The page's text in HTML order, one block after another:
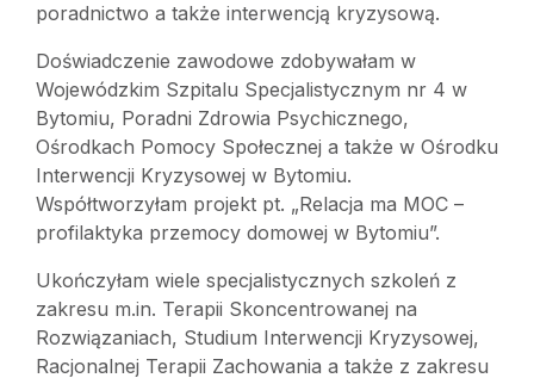
poradnictwo a także interwencją kryzysową.
Doświadczenie zawodowe zdobywałam w
Wojewódzkim Szpitalu Specjalistycznym nr 4 w
Bytomiu, Poradni Zdrowia Psychicznego,
Ośrodkach Pomocy Społecznej a także w Ośrodku
Interwencji Kryzysowej w Bytomiu.
Współtworzyłam projekt pt. „Relacja ma MOC –
profilaktyka przemocy domowej w Bytomiu”.
Ukończyłam wiele specjalistycznych szkoleń z
zakresu m.in. Terapii Skoncentrowanej na
Rozwiązaniach, Studium Interwencji Kryzysowej,
Racjonalnej Terapii Zachowania a także z zakresu